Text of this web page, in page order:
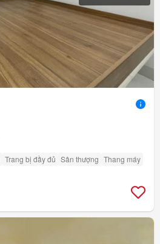
Trang bị đầy đủ Sân thượng Thang máy